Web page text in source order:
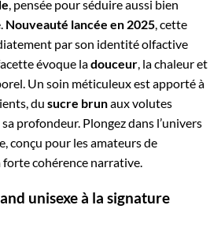
, pensée pour séduire aussi bien
Nouveauté lancée en 2025, cette
par son identité olfactive
évoque ladouceur, la chaleur et
Un soin méticuleux est apporté à
du sucre brunaux volutes
profondeur. Plongez dans l’univers
conçu pour les amateurs de
forte cohérence narrative.
unisexe à la signature